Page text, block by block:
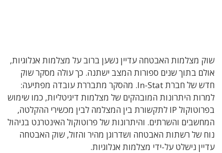
שוק מצלמות האבטחה עדיין נשען ברוב על מצלמות אנלוגיות,
אולם בתוך שנים ספורות המצב ישתנה. כך עולה מסקר שוק
חדש של חברת In-Stat. מהסקר מתבררת עובדה מפתיעה:
למרות היתרונות המובהקים של מצלמות דיגיטליות, כמו שימוש
בפרוטוקול IP לתקשורת בין המצלמה לבין מכשירי ההקלטה,
המחשבים והשרתים. והיתרונות של פרוטוקול האינטרנט בניהול
נוח של רשתות האבטחה ושדרוגן מהיר והזול, שוק האבטחה
עדיין נישלט על-ידי מצלמות אנלוגיות.